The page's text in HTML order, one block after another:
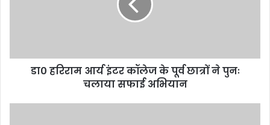
डा० हरिराम आर्य इंटर कॉलेज के पूर्व छात्रों ने पुनः
चलाया सफाई अभियान